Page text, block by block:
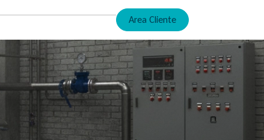
Area Cliente